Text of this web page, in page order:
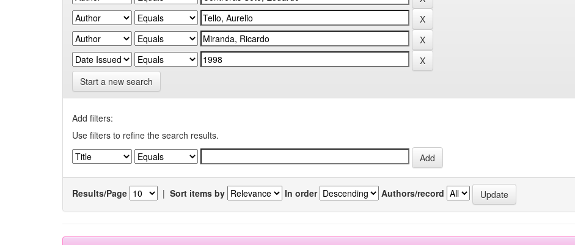
Start a new search
Add filters:
Use filters to refine the search results.
Results/Page | Sort items by In order Authors/record